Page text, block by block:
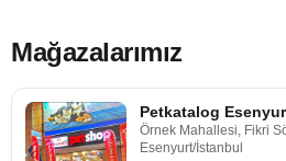
Mağazalarımız
Petkatalog
Örnek Mahallesi, Fikri
Esenyurt/İstanbul